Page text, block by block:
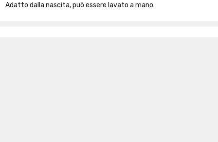
Adatto dalla nascita, può essere lavato a mano.